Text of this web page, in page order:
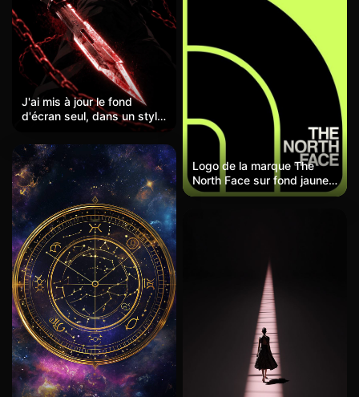
J'ai mis à jour le fond
d'écran seul, dans un style
d'anime sombre, mettant
en scène un garçon aux
cheveux noirs et aux yeux
rouges tenant une longue
épée rouge dans une prise
inversée, avec des chaînes
enroulées autour de lui.
L'arrière-plan affiche une
énorme fissure avec le mot
'SOLO'. Le contraste entre
le noir et le rouge crée un
fort impact visuel, le
personnage à faible
saturation contrastant
avec la lame brillante,
intensifiant le sentiment de
pression et l'atmosphère
de combat.
Logo de la marque The
North Face sur fond jaune-
vert fluorescent, symbole
composition que la version
noire, mais plus jeune et
plus dynamique.